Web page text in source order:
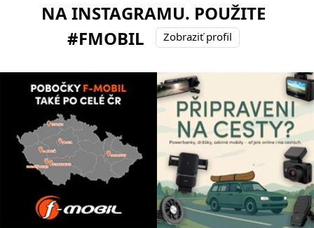
NA INSTAGRAMU. POUŽITE
#FMOBIL
Zobraziť profil